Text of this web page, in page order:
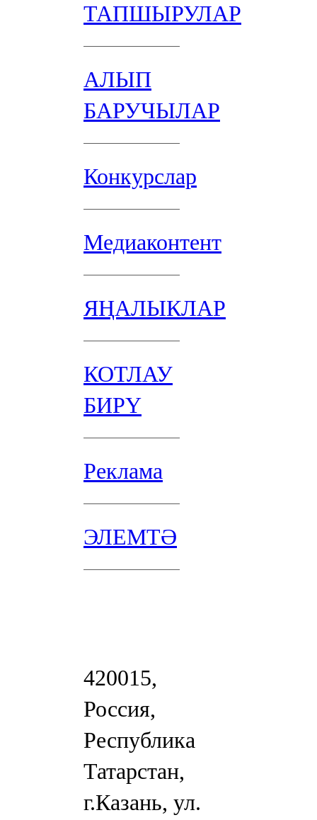
ТАПШЫРУЛАР
АЛЫП
БАРУЧЫЛАР
Конкурслар
Медиаконтент
ЯҢАЛЫКЛАР
КОТЛАУ
БИРҮ
Реклама
ЭЛЕМТӘ
420015,
Россия,
Республика
Татарстан,
г.Казань, ул.